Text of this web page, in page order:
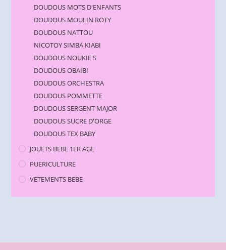
DOUDOUS MOTS D'ENFANTS
DOUDOUS MOULIN ROTY
DOUDOUS NATTOU
NICOTOY SIMBA KIABI
DOUDOUS NOUKIE'S
DOUDOUS OBAIBI
DOUDOUS ORCHESTRA
DOUDOUS POMMETTE
DOUDOUS SERGENT MAJOR
DOUDOUS SUCRE D'ORGE
DOUDOUS TEX BABY
JOUETS BEBE 1ER AGE
PUERICULTURE
VETEMENTS BEBE